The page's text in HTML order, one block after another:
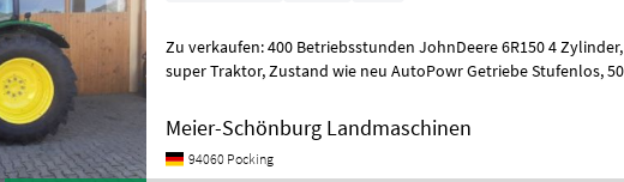
Zu verkaufen: 400 Betriebsstunden JohnDeere 6R150 4 Zylinder,
super Traktor, Zustand wie neu AutoPowr Getriebe Stufenlos, 50km/h
Meier-Schönburg Landmaschinen
94060 Pocking